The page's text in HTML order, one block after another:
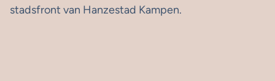
stadsfront van Hanzestad Kampen.